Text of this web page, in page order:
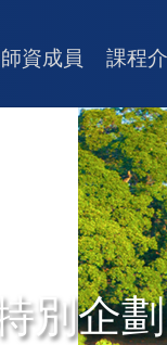
師資成員 課程
別企劃